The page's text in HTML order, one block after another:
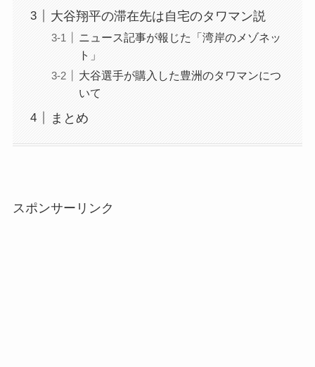
大谷翔平の滞在先は自宅のタワマン説
ニュース記事が報じた「湾岸のメゾネッ
ト」
大谷選手が購入した豊洲のタワマンにつ
いて
まとめ
スポンサーリンク